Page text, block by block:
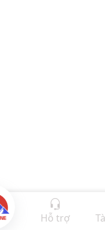
Hỗ trợ